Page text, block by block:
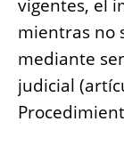
vigentes, el
mientras no
mediante
judicial